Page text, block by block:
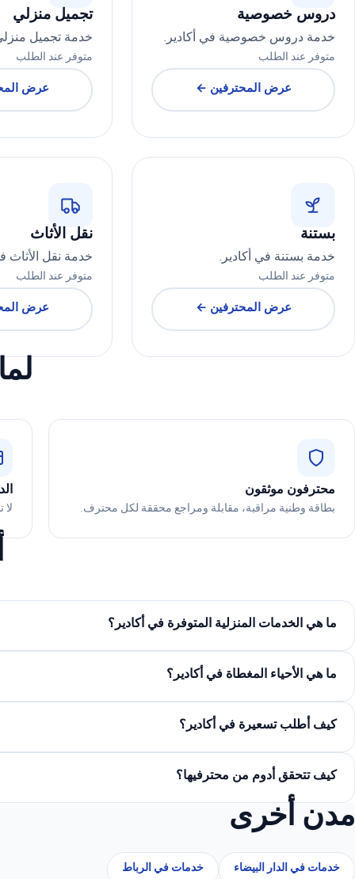
دروس خصوصية
خدمة دروس خصوصية في أكادير.
متوفر عند الطلب
عرض المحترفين ←
تجميل منزلي
خدمة تجميل
متوفر عند الطلب
عرض
بستنة
خدمة بستنة في أكادير.
متوفر عند الطلب
عرض المحترفين ←
نقل الأثاث
خدمة نقل الأثاث
متوفر عند الطلب
عرض
محترفون موثقون
بطاقة وطنية مراقبة، مقابلة ومراجع محققة لكل محترف. لا
ما هي الخدمات المنزلية المتوفرة في أكادير؟
ما هي الأحياء المغطاة في أكادير؟
كيف أطلب تسعيرة في أكادير؟
كيف تتحقق أدوم من محترفيها؟
مدن أخرى
خدمات في الدار البيضاء خدمات في الرباط